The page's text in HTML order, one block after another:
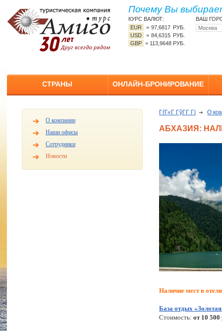
Почему Вы
КУРС ВАЛЮТ:
EUR
=97,6817 РУБ.
USD
=84,6315 РУБ.
GBP = 113,9648 РУБ.
ВАШ
СТРАНЫ ОНЛАЙН-БРОНИРОВАНИЕ
О компании
Наши офисы
Сотрудники
Новости
ГѓГ«Г ГўГ­Г Гї О
АБХАЗИЯ:
Наличие мест в
База отдых
Стоимость:от 10 500